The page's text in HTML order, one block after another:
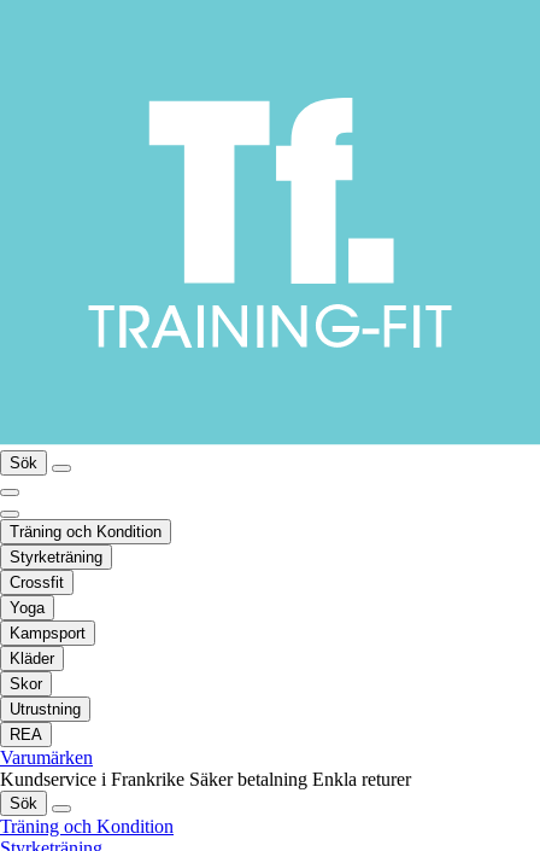
Sök
Träning och Kondition
Styrketräning
Crossfit
Yoga
Kampsport
Kläder
Skor
Utrustning
REA
Varumärken
Kundservice i Frankrike Säker betalning Enkla returer
Sök
Träning och Kondition